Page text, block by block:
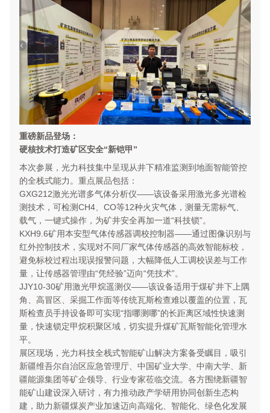
重磅新品登场：
硬核技术打造矿区安全“新铠甲”
本次参展，光力科技集中呈现从井下精准监测到地面智能管控
的全栈式能力。重点展品包括：
GXG212激光光谱多气体分析仪——该设备采用激光多光谱检
测技术，可检测CH4、CO等12种火灾气体，测量无需标气、
载气，一键式操作，为矿井安全再加一道“科技锁”。
KXH9.6矿用本安型气体传感器调校控制器——通过图像识别与
红外控制技术，实现对不同厂家气体传感器的高效智能标校，
避免标校过程出现误报警问题，大幅降低人工调校误差与工作
量，让传感器管理由“凭经验”迈向“凭技术”。
JJY10-30矿用激光甲烷遥测仪——该设备适用于煤矿井下上隅
角、高冒区、采掘工作面等传统瓦斯检查难以覆盖的位置，瓦
斯检查员手持设备即可实现“指哪测哪”的长距离区域性快速测
量，快速锁定甲烷积聚区域，切实提升煤矿瓦斯智能化管理水
平。
展区现场，光力科技全栈式智能矿山解决方案备受瞩目，吸引
新疆维吾尔自治区应急管理厅、中国矿业大学、中南大学、新
疆能源集团等矿企领导、行业专家莅临交流。各方围绕新疆智
能矿山建设深入研讨，有力推动政产学研用协同创新生态构
建，助力新疆煤炭产业加速迈向高端化、智能化、绿色化发展